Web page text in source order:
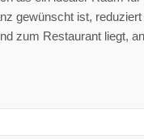
gewünscht ist,
zum Restaurant liegt,